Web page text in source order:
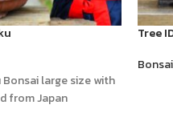
large size with
from Japan
Tree
Bonsai